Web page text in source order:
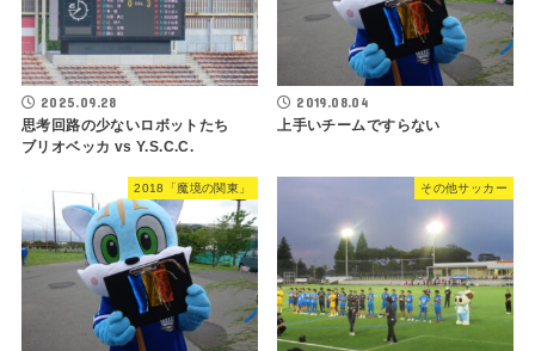
2025.09.28
思考回路の少ないロボットたち
ブリオベッカ vs Y.S.C.C.
2019.08.04
上手いチームですらない
2018「魔境の関東」 その他サッカー